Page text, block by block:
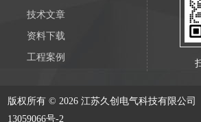
技术文章
资料下载
工程案例
版权所有 © 2026 江苏久创电气科技有限公
13059066号-2